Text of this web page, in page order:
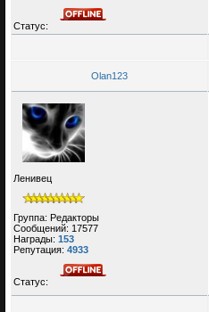
Статус:
Olan123
Ленивец
Группа: Редакторы
Сообщений: 17577
Награды: 153
Репутация: 4933
Статус: